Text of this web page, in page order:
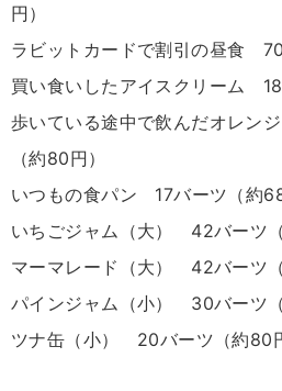
円）
ラビットカードで割引の昼食
買い食いしたアイスクリーム 18
歩いている途中で飲んだオレン
（約80円）
いつもの食パン 17バーツ（約68
いちごジャム（大） 42バーツ（
マーマレード（大） 42バーツ（
パインジャム（小） 30バーツ（
ツナ缶（小） 20バーツ（約80